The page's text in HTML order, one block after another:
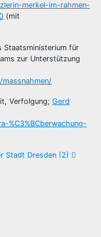
merkel-im-rahmen-
(mit
Staatsministerium für
zur Unterstützung
Verfolgung; Gerd
%C3%BCberwachung-
Stadt Dresden (2)